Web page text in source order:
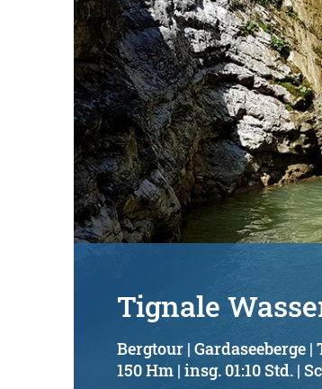
Tignale
Bergtour | Gardaseeberge |
150 Hm | insg. 01:10 Std. |